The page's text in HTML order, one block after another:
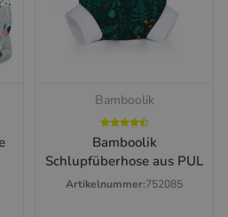
Bamboolik
Bamboolik
Schlupfüberhose aus PUL
Artikelnummer:752085